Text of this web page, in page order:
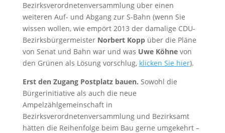
Bezirksverordnetenversammlung über einen
weiteren Auf- und Abgang zur S-Bahn (wenn Sie
wissen wollen, wie empört 2013 der damalige CDU-
Bezirksbürgermeister Norbert Koppüber die Pläne
von Senat und Bahn war und was Uwe Köhnevon
den Grünen als Lösung vorschlug, klicken Sie hier).
Erst den Zugang Postplatz bauen. Sowohl die
Bürgerinitiative als auch die neue
Ampelzählgemeinschaft in
Bezirksverordnetenversammlung und Bezirksamt
hätten die Reihenfolge beim Bau gerne umgekehrt –